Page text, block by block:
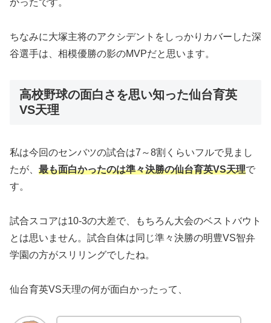
かったです。
ちなみに大塚主将のアクシデントをしっかりカバーした深
谷選手は、相模優勝の影のMVPだと思います。
高校野球の面白さを思い知った仙台育英
VS天理
私は今回のセンバツの試合は7～8割くらいフルで見まし
たが、 最も面白かったのは準々決勝の仙台育英VS天理で
す。
試合スコアは10-3の大差で、もちろん大会のベストバウト
とは思いません。試合自体は同じ準々決勝の明豊VS智弁
学園の方がスリリングでしたね。
仙台育英VS天理の何が面白かったって、